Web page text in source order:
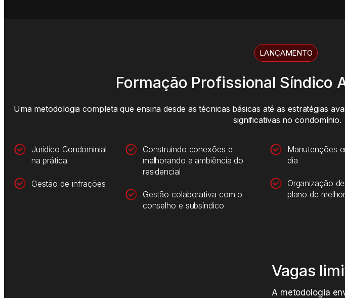
LANÇAMENTO
Formação Profissional Síndico
Uma metodologia completa que ensina desde as técnicas básicas até as estratégias
significativas no condomínio.
Jurídico Condominial
na prática
Gestão de infrações
Construindo conexões e
melhorando a ambiência do
residencial
Gestão colaborativa com o
conselho e subsíndico
Manutenções
dia
Organização de
plano de
Vagas
A metodologia